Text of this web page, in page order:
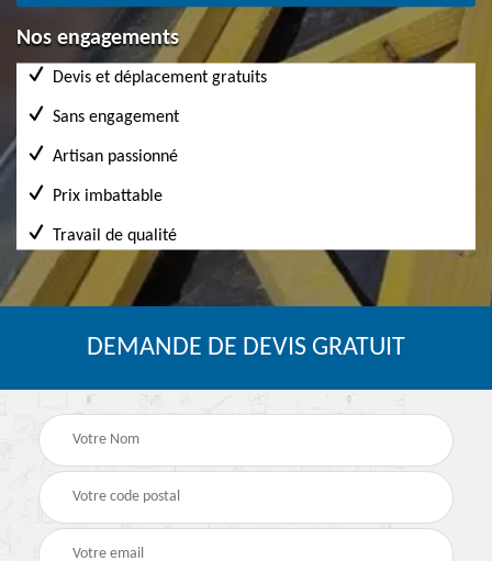
Nos engagements
Devis et déplacement gratuits
Sans engagement
Artisan passionné
Prix imbattable
Travail de qualité
DEMANDE DE DEVIS GRATUIT